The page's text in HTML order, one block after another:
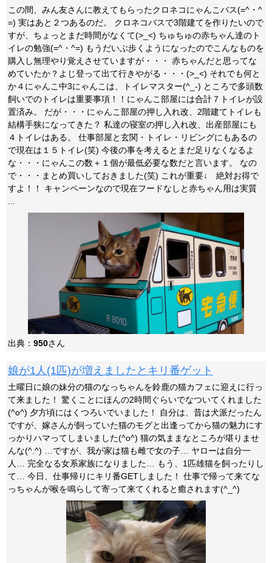
この間、みん友さんに教えてもらったクロネコにゃんこバス(=^・^
=) 実はあと２つあるのだ。 クロネコバスで3階建てを作りたいので
すが、ちょっとまだ時間がなくて(>_<) ちゅちゅの赤ちゃん達のト
イレの勉強(=^・^=) もうだいぶ歩くようになったのでこんなものを
購入し無理やり覚えさせていますが・・・ 赤ちゃんだと思ってな
めていたか？よじ登って出て行きやがる・・・(>_<) それでも何と
か４にゃんこ中3にゃんこは、トイレマスター(^_-) ところで多頭数
飼いでのトイレは重要事項！！にゃんこ部屋には合計７トイレが設
置済み。 だが・・・にゃんこ部屋の押し入れ改、2階建てトイレも
結構手狭になってきた？ 私達の寝室の押し入れ改、出産部屋にも
４トイレはある。 仕事部屋と玄関・トイレ・リビングにもあるの
で現在は１５トイレ(笑) 今後の事を考えるとまだ足りなくなるよ
な・・・にゃんこの数＋１個が最低必要な数だと言います。 なの
で・・・まとめ買いしておきました(笑) これが重要↓ 絶対お得で
すよ！！ キャンペーンなので現在フードなしと赤ちゃん用は実質
出典： 950さん
娘が1人(1匹)が増えましたとキリ番ゲット
土曜日に娘の妹分の猫のなっちゃんを鈴鹿の猫カフェに迎えに行っ
て来ました！ 驚くことにほんの2時間ぐらいでなついてくれました
(^o^) 夕方頃にはくつろいでいました！ 自分は、昔は犬派だったん
ですが、嫁さんが飼っていた猫のモグと出逢ってから猫の魅力にす
っかりハマってしまいました(^o^) 猫の気ままなところが堪りませ
んな(^.^) …ですが、我が家は猫も雌で女の子… ヤローは自分一
人… 完全なる女系家族になりました… もう、1匹雄猫を飼ったりし
て… 今日、仕事帰りにキリ番GETしました！ 仕事で帰って来てな
っちゃんが喉を鳴らして寄って来てくれると癒されます(^_^)